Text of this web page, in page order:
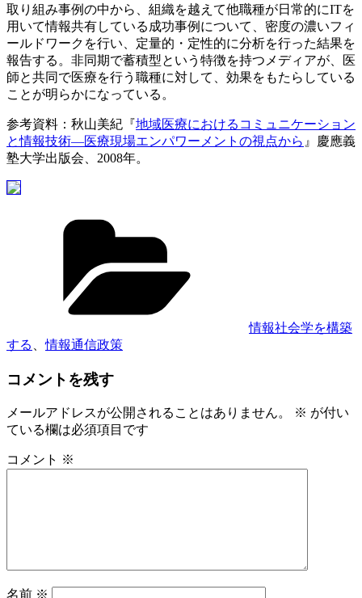
取り組み事例の中から、組織を越えて他職種が日常的にITを
用いて情報共有している成功事例について、密度の濃いフィ
ールドワークを行い、定量的・定性的に分析を行った結果を
報告する。非同期で蓄積型という特徴を持つメディアが、医
師と共同で医療を行う職種に対して、効果をもたらしている
ことが明らかになっている。
参考資料：秋山美紀『地域医療におけるコミュニケーション
と情報技術―医療現場エンパワーメントの視点から 』慶應義
塾大学出版会、2008年。
情報社会学を構築
する
、情報通信政策
コメントを残す
メールアドレスが公開されることはありません。 ※ が付い
ている欄は必須項目です
コメント ※
名前 ※